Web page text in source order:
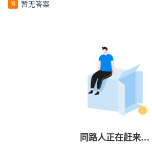
答 暂无答案
同路人正在赶来…